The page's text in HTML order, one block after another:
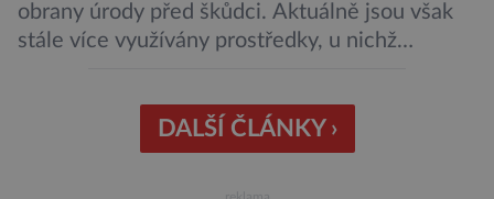
obrany úrody před škůdci. Aktuálně jsou však
stále více využívány prostředky, u nichž
ochrana. Onu biologickou ochranu představují
například parazitické vosičky, které bývají
DALŠÍ ČLÁNKY ›